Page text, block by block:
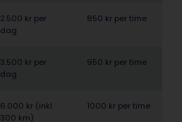
2.500 kr per
dag
850 kr per time
3.500 kr per
dag
950 kr per time
6.000 kr (inkl.
300 km)
1000 kr per time